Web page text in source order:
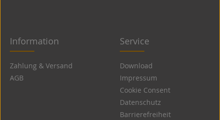
Information
Zahlung & Versand
AGB
Service
Download
Impressum
Cookie Consent
Datenschutz
Barrierefreiheit